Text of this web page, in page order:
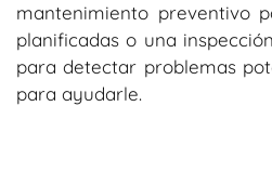
mantenimiento preventivo
planificadas o una
para detectar problemas
para ayudarle.